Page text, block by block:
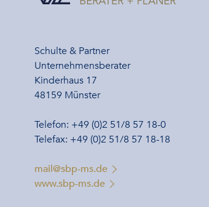
Schulte & Partner
Unternehmensberater
Kinderhaus 17
48159 Münster
Telefon: +49 (0)2 51/8 57 18-0
Telefax: +49 (0)2 51/8 57 18-18
mail@sbp-ms.de
www.sbp-ms.de